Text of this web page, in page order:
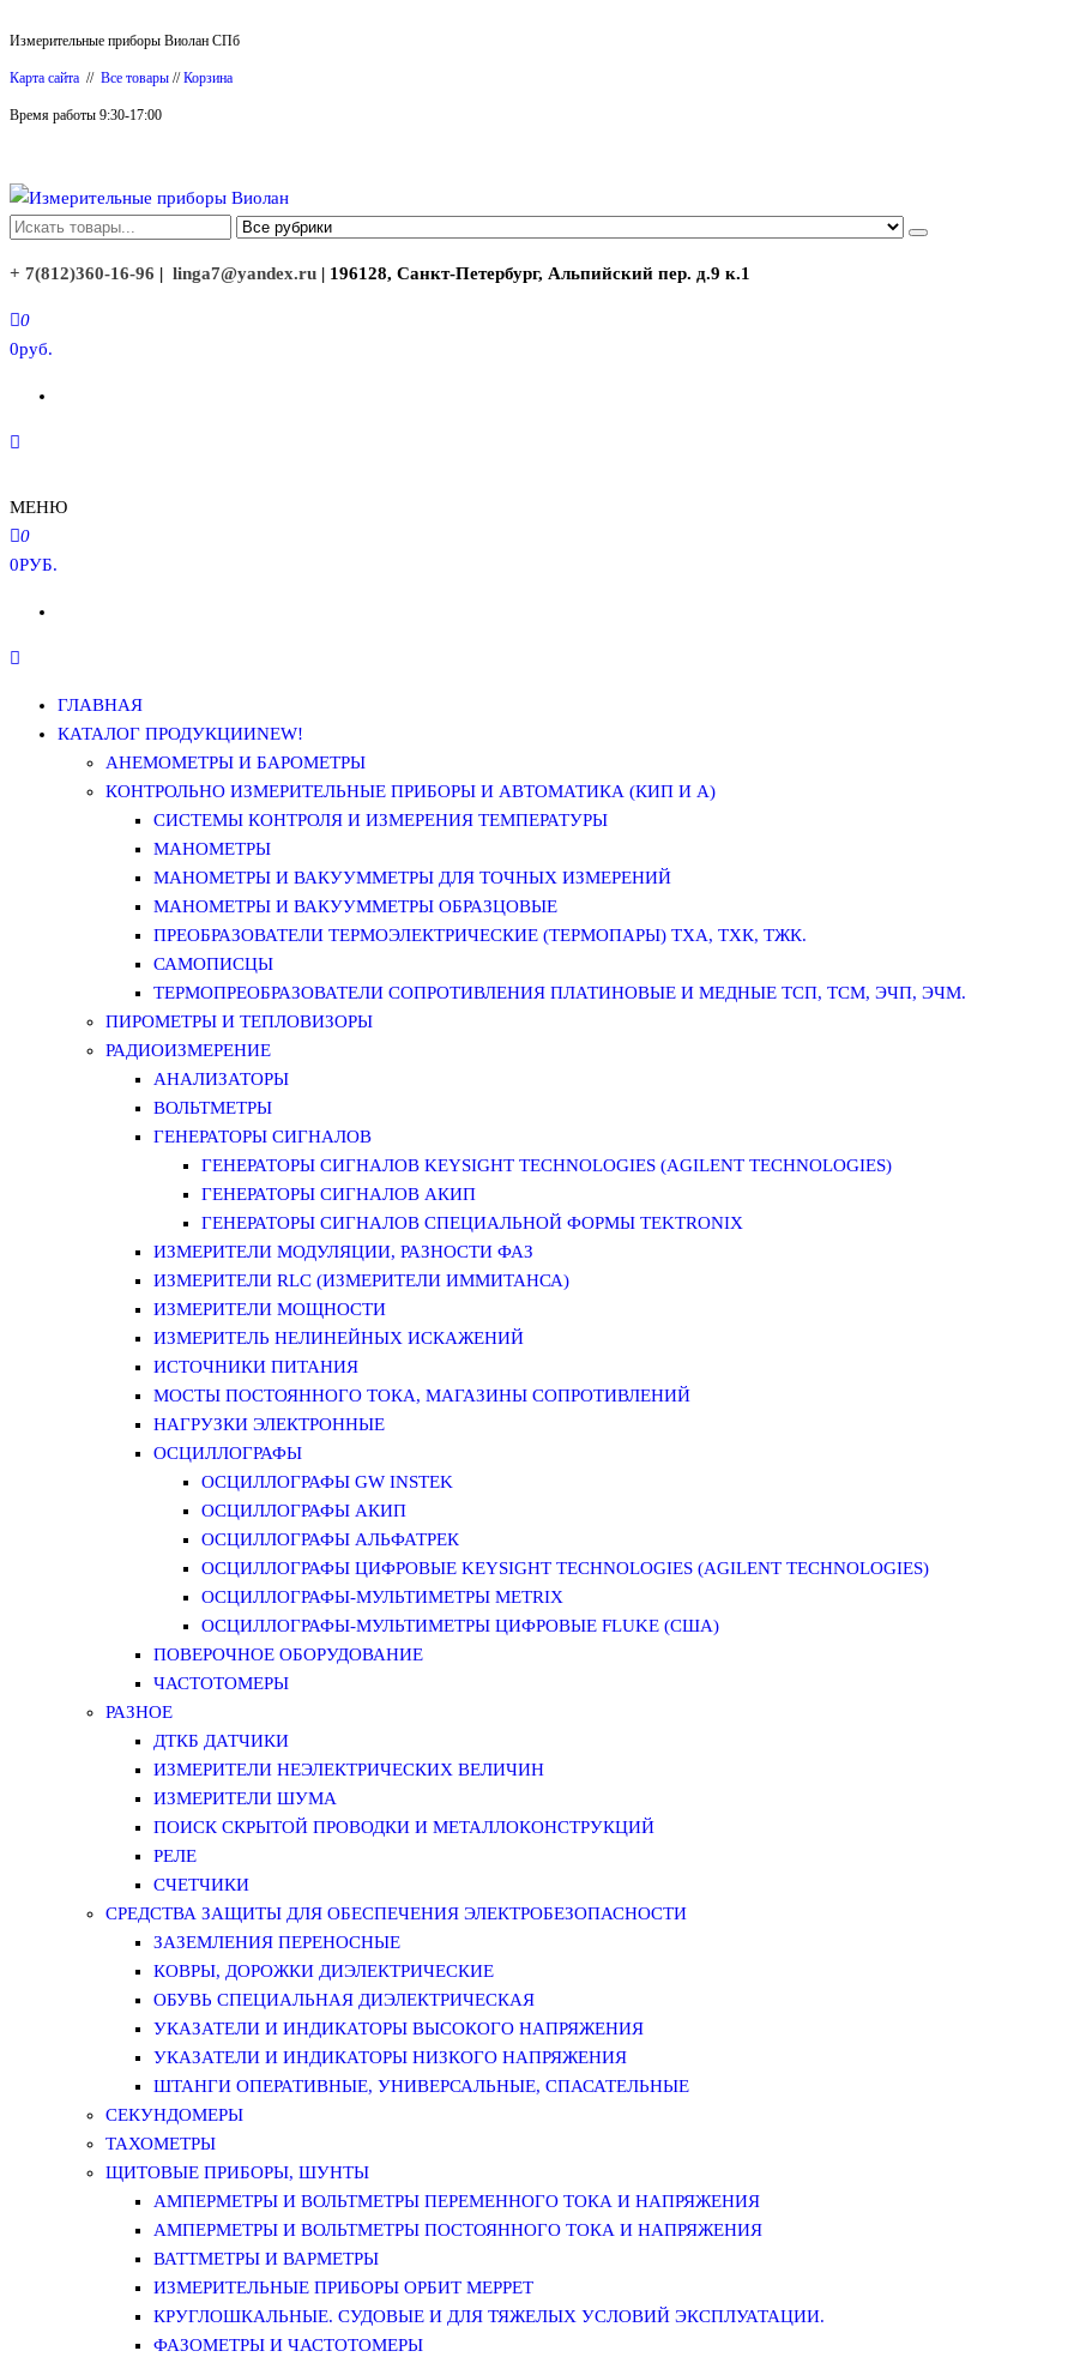
к
содержимому
Измерительные приборы Виолан СПб
Карта сайта // Все товары //Корзина
Время работы 9:30-17:00
Измерительные приборы Виолан
+ 7(812)360-16-96 | linga7@yandex.ru | 196128, Санкт-Петербург, Альпийский пер. д.9 к.1
0
0руб.
МЕНЮ
0
0РУБ.
ГЛАВНАЯ
КАТАЛОГ ПРОДУКЦИИNEW!
АНЕМОМЕТРЫ И БАРОМЕТРЫ
КОНТРОЛЬНО ИЗМЕРИТЕЛЬНЫЕ ПРИБОРЫ И АВТОМАТИКА (КИП И А)
СИСТЕМЫ КОНТРОЛЯ И ИЗМЕРЕНИЯ ТЕМПЕРАТУРЫ
МАНОМЕТРЫ
МАНОМЕТРЫ И ВАКУУММЕТРЫ ДЛЯ ТОЧНЫХ ИЗМЕРЕНИЙ
МАНОМЕТРЫ И ВАКУУММЕТРЫ ОБРАЗЦОВЫЕ
ПРЕОБРАЗОВАТЕЛИ ТЕРМОЭЛЕКТРИЧЕСКИЕ (ТЕРМОПАРЫ) ТХА, ТХК, ТЖК.
САМОПИСЦЫ
ТЕРМОПРЕОБРАЗОВАТЕЛИ СОПРОТИВЛЕНИЯ ПЛАТИНОВЫЕ И МЕДНЫЕ ТСП, ТСМ, ЭЧП, ЭЧМ.
ПИРОМЕТРЫ И ТЕПЛОВИЗОРЫ
РАДИОИЗМЕРЕНИЕ
АНАЛИЗАТОРЫ
ВОЛЬТМЕТРЫ
ГЕНЕРАТОРЫ СИГНАЛОВ
ГЕНЕРАТОРЫ СИГНАЛОВ KEYSIGHT TECHNOLOGIES (AGILENT TECHNOLOGIES)
ГЕНЕРАТОРЫ СИГНАЛОВ АКИП
ГЕНЕРАТОРЫ СИГНАЛОВ СПЕЦИАЛЬНОЙ ФОРМЫ TEKTRONIX
ИЗМЕРИТЕЛИ МОДУЛЯЦИИ, РАЗНОСТИ ФАЗ
ИЗМЕРИТЕЛИ RLC (ИЗМЕРИТЕЛИ ИММИТАНСА)
ИЗМЕРИТЕЛИ МОЩНОСТИ
ИЗМЕРИТЕЛЬ НЕЛИНЕЙНЫХ ИСКАЖЕНИЙ
ИСТОЧНИКИ ПИТАНИЯ
МОСТЫ ПОСТОЯННОГО ТОКА, МАГАЗИНЫ СОПРОТИВЛЕНИЙ
НАГРУЗКИ ЭЛЕКТРОННЫЕ
ОСЦИЛЛОГРАФЫ
ОСЦИЛЛОГРАФЫ GW INSTEK
ОСЦИЛЛОГРАФЫ АКИП
ОСЦИЛЛОГРАФЫ АЛЬФАТРЕК
ОСЦИЛЛОГРАФЫ ЦИФРОВЫЕ KEYSIGHT TECHNOLOGIES (AGILENT TECHNOLOGIES)
ОСЦИЛЛОГРАФЫ-МУЛЬТИМЕТРЫ METRIX
ОСЦИЛЛОГРАФЫ-МУЛЬТИМЕТРЫ ЦИФРОВЫЕ FLUKE (США)
ПОВЕРОЧНОЕ ОБОРУДОВАНИЕ
ЧАСТОТОМЕРЫ
РАЗНОЕ
ДТКБ ДАТЧИКИ
ИЗМЕРИТЕЛИ НЕЭЛЕКТРИЧЕСКИХ ВЕЛИЧИН
ИЗМЕРИТЕЛИ ШУМА
ПОИСК СКРЫТОЙ ПРОВОДКИ И МЕТАЛЛОКОНСТРУКЦИЙ
РЕЛЕ
СЧЕТЧИКИ
СРЕДСТВА ЗАЩИТЫ ДЛЯ ОБЕСПЕЧЕНИЯ ЭЛЕКТРОБЕЗОПАСНОСТИ
ЗАЗЕМЛЕНИЯ ПЕРЕНОСНЫЕ
КОВРЫ, ДОРОЖКИ ДИЭЛЕКТРИЧЕСКИЕ
ОБУВЬ СПЕЦИАЛЬНАЯ ДИЭЛЕКТРИЧЕСКАЯ
УКАЗАТЕЛИ И ИНДИКАТОРЫ ВЫСОКОГО НАПРЯЖЕНИЯ
УКАЗАТЕЛИ И ИНДИКАТОРЫ НИЗКОГО НАПРЯЖЕНИЯ
ШТАНГИ ОПЕРАТИВНЫЕ, УНИВЕРСАЛЬНЫЕ, СПАСАТЕЛЬНЫЕ
СЕКУНДОМЕРЫ
ТАХОМЕТРЫ
ЩИТОВЫЕ ПРИБОРЫ, ШУНТЫ
АМПЕРМЕТРЫ И ВОЛЬТМЕТРЫ ПЕРЕМЕННОГО ТОКА И НАПРЯЖЕНИЯ
АМПЕРМЕТРЫ И ВОЛЬТМЕТРЫ ПОСТОЯННОГО ТОКА И НАПРЯЖЕНИЯ
ВАТТМЕТРЫ И ВАРМЕТРЫ
ИЗМЕРИТЕЛЬНЫЕ ПРИБОРЫ ОРБИТ МЕРРЕТ
КРУГЛОШКАЛЬНЫЕ. СУДОВЫЕ И ДЛЯ ТЯЖЕЛЫХ УСЛОВИЙ ЭКСПЛУАТАЦИИ.
ФАЗОМЕТРЫ И ЧАСТОТОМЕРЫ